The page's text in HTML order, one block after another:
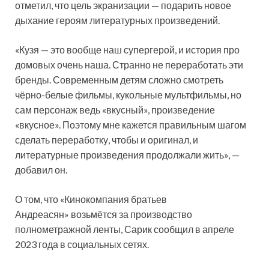
отметил, что цель экранизации — подарить новое
дыхание героям литературных произведений.
«Кузя — это вообще наш супергерой, и история про
домовых очень наша. Странно не переработать эти
бренды. Современным детям сложно смотреть
чёрно-белые фильмы, кукольные мультфильмы, но
сам персонаж ведь «вкусный», произведение
«вкусное». Поэтому мне кажется правильным шагом
сделать переработку, чтобы и оригинал, и
литературные произведения продолжали жить», —
добавил он.
О том, что «Кинокомпания братьев
Андреасян» возьмётся за производство
полнометражной ленты, Сарик сообщил в апреле
2023 года в социальных сетях.